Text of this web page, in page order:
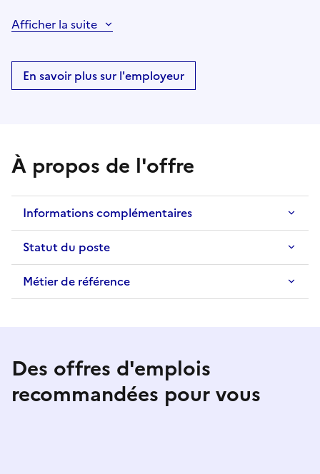
Afficher la suite
En savoir plus sur l'employeur
À propos de l'offre
Informations complémentaires
Statut du poste
Métier de référence
Des offres d'emplois
recommandées pour vous